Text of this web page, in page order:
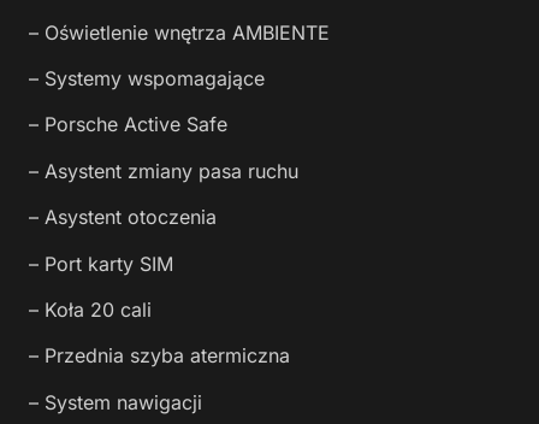
– Oświetlenie wnętrza AMBIENTE
– Systemy wspomagające
– Porsche Active Safe
– Asystent zmiany pasa ruchu
– Asystent otoczenia
– Port karty SIM
– Koła 20 cali
– Przednia szyba atermiczna
– System nawigacji